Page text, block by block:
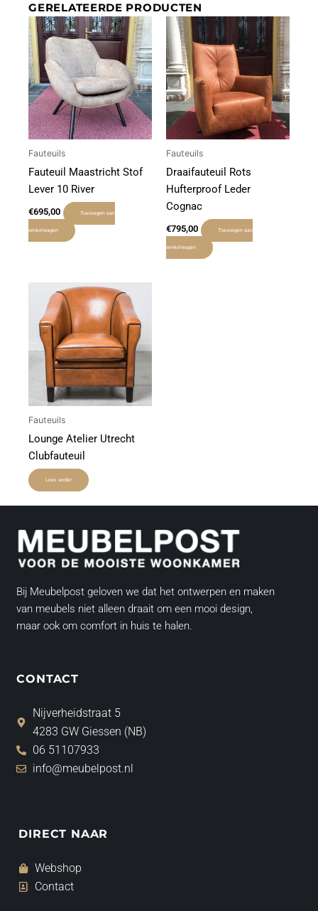
GERELATEERDE PRODUCTEN
Fauteuils
Fauteuil Maastricht Stof
Lever 10 River
€695,00 Toevoegen aan
winkelwagen
Fauteuils
Draaifauteuil Rots
Hufterproof Leder
Cognac
€795,00 Toevoegen aan
winkelwagen
Fauteuils
Lounge Atelier Utrecht
Clubfauteuil
Lees verder
Bij Meubelpost geloven we dat het ontwerpen en maken
van meubels niet alleen draait om een mooi design,
maar ook om comfort in huis te halen.
CONTACT
Nijverheidstraat 5
4283 GW Giessen (NB)
06 51107933
info@meubelpost.nl
DIRECT NAAR
Webshop
Contact